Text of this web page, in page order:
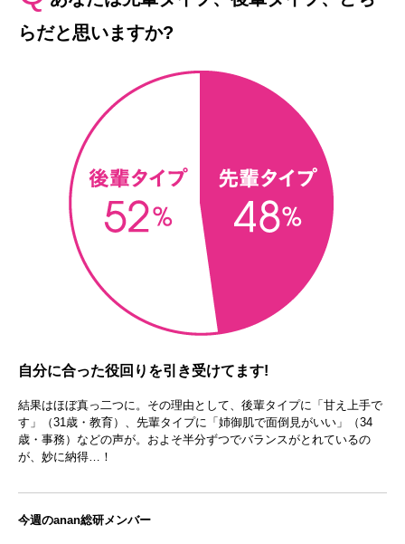
らだと思いますか?
自分に合った役回りを引き受けてます!
結果はほぼ真っ二つに。その理由として、後輩タイプに「甘え上手で
す」（31歳・教育）、先輩タイプに「姉御肌で面倒見がいい」（34
歳・事務）などの声が。およそ半分ずつでバランスがとれているの
が、妙に納得…！
今週のanan総研メンバー